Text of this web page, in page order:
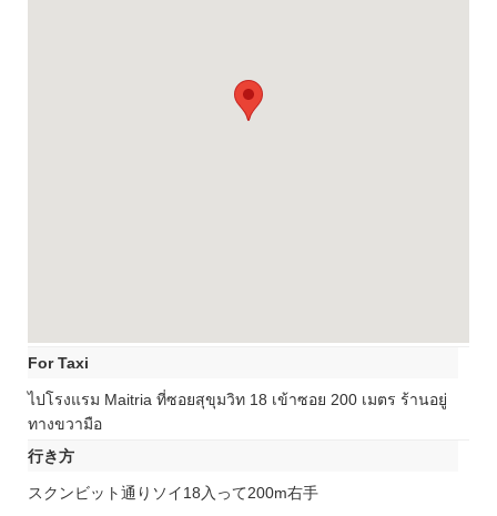
For Taxi
ไปโรงแรม Maitria ที่ซอยสุขุมวิท 18 เข้าซอย 200 เมตร ร้านอยู่
ทางขวามือ
行き方
スクンビット通りソイ18入って200m右手